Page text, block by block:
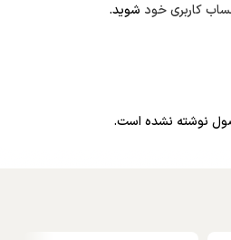
نوشته نشده است.
کاربری خود شوید.